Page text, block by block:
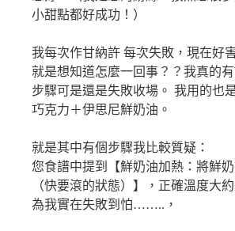
小甜點都好成功！）
我每次作甘納許 每次失敗，現在好
就是想知道怎麼一回事？？我真的
步驟可是還是失敗收場。 我用的也
巧克力＋伊思尼鮮奶油。
就是其中有個步驟我比較質疑：
您食譜中提到【鮮奶油加熱：將鮮
（快要滾的狀態）】，正確溫度大
為我實在失敗到怕……..，